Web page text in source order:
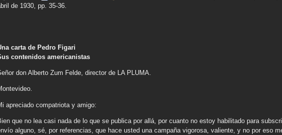
de 1930, pp. 35-36.
carta de Pedro Figari
contenidos americanistas
don Alberto Zum Felde, director de LA PLUMA.
apreciado compatriota y amigo:
que no lea casi nada de lo que se publica por allá, por cuanto no estoy habilitado para
alguno, sé, por referencias, que hace usted una campaña vigorosa, valiente, y no por eso